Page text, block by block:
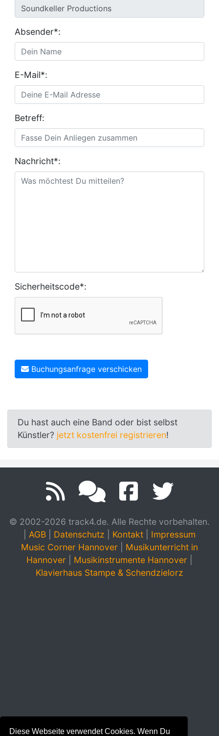
Diese Webseite verwendet Cookies. Wenn Du
Absender*:
E-Mail*:
Betreff:
Nachricht*:
Sicherheitscode*:
Buchungsanfrage verschicken
Du hast auch eine Band oder bist selbst
Künstler? jetzt kostenfrei registrieren!
© 2002-2026 track4.de. Alle Rechte vorbehalten.
AGB Datenschutz Kontakt
Impressum
Music Corner Hannover
Musikunterricht in
Hannover
Musikinstrumente Hannover
Klavierhaus Stampe & Schendzielorz